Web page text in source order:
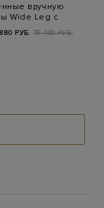
вручную
Wide Leg с
РУБ. 78 400 РУБ.